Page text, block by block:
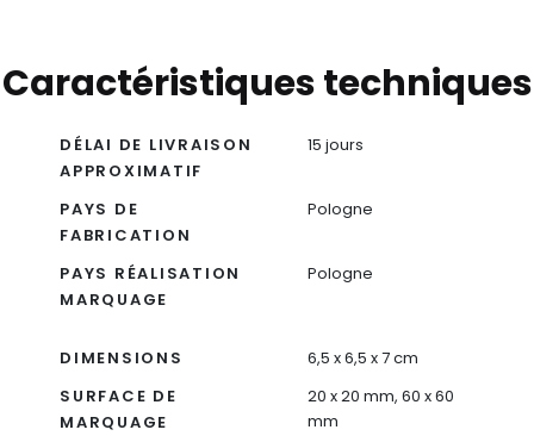
Caractéristiques techniques
DÉLAI DE LIVRAISON
APPROXIMATIF
15 jours
PAYS DE
FABRICATION
Pologne
PAYS RÉALISATION
MARQUAGE
Pologne
DIMENSIONS
6,5 x 6,5 x 7 cm
SURFACE DE
MARQUAGE
20 x 20 mm, 60 x 60
mm